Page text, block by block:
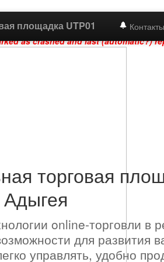
as crashed and last (automatic?)
площадка UTP01 Контакты
торговая
online-торговли в
для развития
управлять, удобно